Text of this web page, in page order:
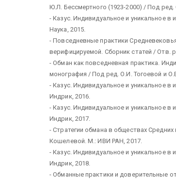
Ю.Л. Бессмертного (1923-2000) / Под
- Казус. Индивидуальное и уникальное
Наука, 2015.
- Повседневные практики
верифицируемой. Сборник статей / Отв.
- Обман как повседневная практика.
монография / Под ред. О.И. Тогоевой и
- Казус. Индивидуальное и уникальное
Индрик, 2016.
- Казус. Индивидуальное и уникальное
Индрик, 2017.
- Стратегии обмана в обществах
Кошелевой. М.: ИВИ РАН, 2017.
- Казус. Индивидуальное и уникальное
Индрик, 2018.
- Обманные практики и доверительные